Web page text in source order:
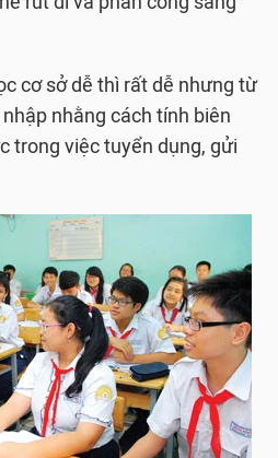
cơ sở dễ thì rất dễ nhưng từ
nhằng cách tính biên
trong việc tuyển dụng, gửi